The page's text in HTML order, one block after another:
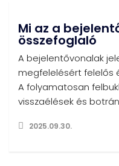
Mi az a
összefoglaló
A bejelentővonalak
megfelelésért felelős
A folyamatosan
visszaélések és
2025.09.30.